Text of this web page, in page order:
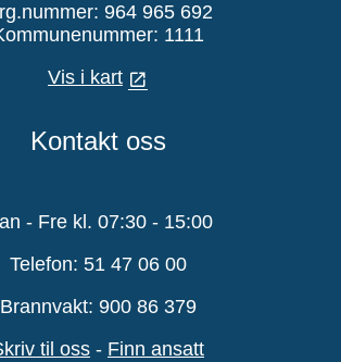
964 965 692
1111
Vis i kart
Kontakt oss
- Fre kl. 07:30 - 15:00
Telefon: 51 47 06 00
Brannvakt: 900 86 379
til oss - Finn ansatt